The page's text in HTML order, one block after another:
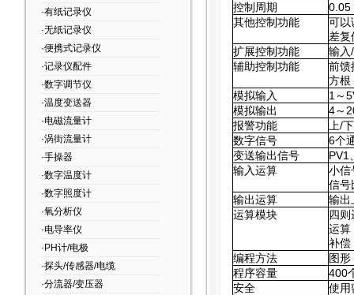
·有纸记录仪
·无纸记录仪
·便携式记录仪
·记录仪配件
·数字调节仪
·温度变送器
·电磁流量计
·涡街流量计
·手操器
·数字温度计
·数字照度计
·氧分析仪
·电导率仪
·PH计/电极
·探头/传感器/电缆
·分流器/变压器
控制周期
0.05
其他控制功能
可以
差复
扩展控制功能
输入
辅助控制功能
前馈
方根
模拟输入
1 ～
模拟输出
4～
报警功能
上/
数字信号
6个
变送输出信号
PV1
输入运算
小信
信号
输出运算
输出
运算模块
四则
运算
补偿
编程方法
图形
程序容量
400
安全
使用